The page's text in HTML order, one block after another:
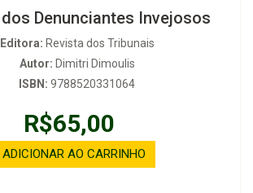
dos Denunciantes Invejosos
Editora: Revista dos Tribunais
Autor: Dimitri Dimoulis
ISBN: 9788520331064
R$65,00
ADICIONAR AO CARRINHO